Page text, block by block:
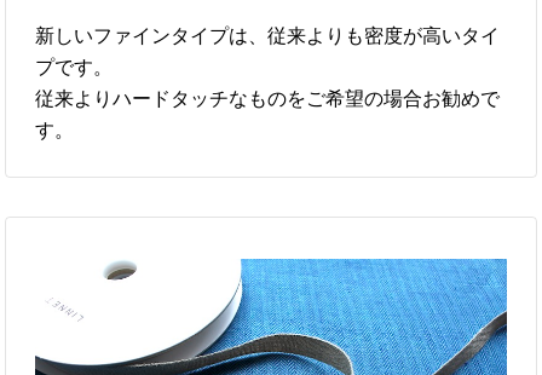
新しいファインタイプは、従来よりも密度が高いタイ
プです。
従来よりハードタッチなものをご希望の場合お勧めで
す。